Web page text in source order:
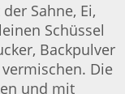
Sahne, Ei,
Schüssel
Backpulver
Die
und mit